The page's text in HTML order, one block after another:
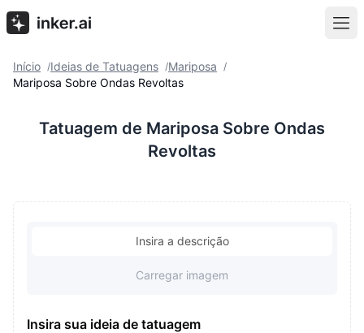
Início /Ideias de Tatuagens /Mariposa /
Mariposa Sobre Ondas Revoltas
Tatuagem de Mariposa Sobre Ondas
Revoltas
Insira a descrição
Carregar imagem
Insira sua ideia de tatuagem